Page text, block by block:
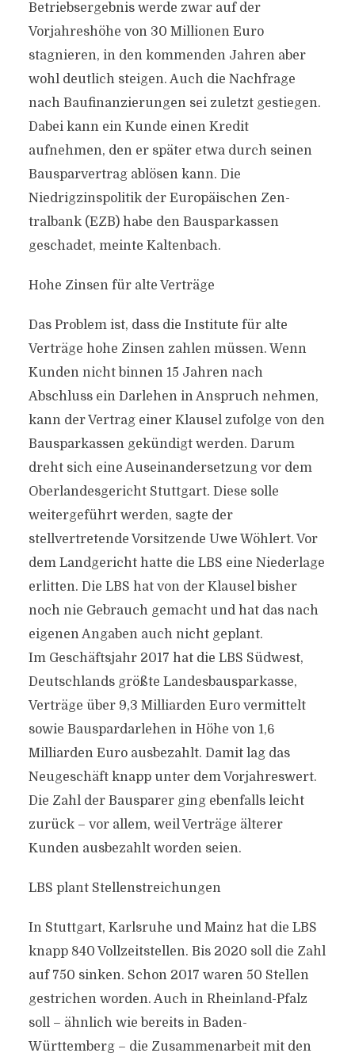
Betriebsergebnis werde zwar auf der
Vorjahreshöhe von 30 Millionen Euro
stagnieren, in den kommenden Jahren aber
wohl deutlich steigen. Auch die Nachfrage
nach Baufinanzierungen sei zuletzt gestiegen.
Dabei kann ein Kunde einen Kredit
aufnehmen, den er später etwa durch seinen
Bausparvertrag ablösen kann. Die
Niedrigzinspolitik der Europäischen Zen­
tralbank (EZB) habe den Bausparkassen
geschadet, meinte Kaltenbach.
Hohe Zinsen für alte Verträge
Das Problem ist, dass die Institute für alte
Verträge hohe Zinsen zahlen müssen. Wenn
Kunden nicht binnen 15 Jahren nach
Abschluss ein Darlehen in Anspruch nehmen,
kann der Vertrag einer Klausel zufolge von den
Bausparkassen gekündigt werden. Darum
dreht sich eine Auseinandersetzung vor dem
Oberlandesgericht Stuttgart. Diese solle
weitergeführt werden, sagte der
stellvertretende Vorsitzende Uwe Wöhlert. Vor
dem Landgericht hatte die LBS eine Niederlage
erlitten. Die LBS hat von der Klausel bisher
noch nie Gebrauch gemacht und hat das nach
eigenen Angaben auch nicht geplant.
Im Geschäftsjahr 2017 hat die LBS Südwest,
Deutschlands größte Landesbausparkasse,
Verträge über 9,3 Milliarden Euro vermittelt
sowie Bauspardarlehen in Höhe von 1,6
Milliarden Euro ausbezahlt. Damit lag das
Neugeschäft knapp unter dem Vorjahreswert.
Die Zahl der Bausparer ging ebenfalls leicht
zurück – vor allem, weil Verträge älterer
Kunden ausbezahlt worden seien.
LBS plant Stellenstreichungen
In Stuttgart, Karlsruhe und Mainz hat die LBS
knapp 840 Vollzeitstellen. Bis 2020 soll die Zahl
auf 750 sinken. Schon 2017 waren 50 Stellen
gestrichen worden. Auch in Rheinland-Pfalz
soll – ähnlich wie bereits in Baden-
Württemberg – die Zusammenarbeit mit den